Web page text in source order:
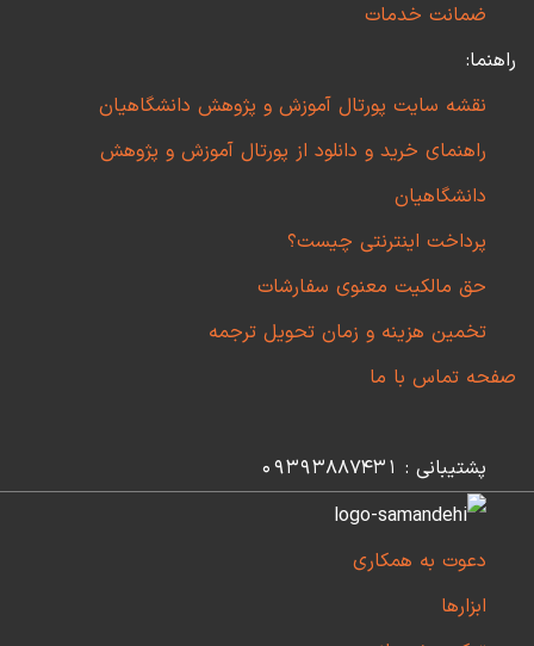
ضمانت خدمات
راهنما:
نقشه سایت پورتال آموزش و پژوهش دانشگاهیان
راهنمای خرید و دانلود از پورتال آموزش و پژوهش
دانشگاهیان
پرداخت اینترنتی چیست؟
حق مالکیت معنوی سفارشات
تخمین هزینه و زمان تحویل ترجمه
صفحه تماس با ما
پشتیبانی : 09393887431
دعوت به همکاری
ابزارها